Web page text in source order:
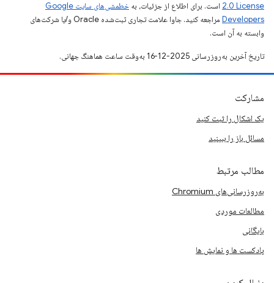
2.0 License است. برای اطلاع از جزئیات، به
خطمشی‌های سایت Google
Developers‏
مراجعه کنید. جاوا علامت تجاری ثبت‌شده Oracle و/یا شرکت‌های
وابسته به آن است.
تاریخ آخرین به‌روزرسانی 2025-12-16 به‌وقت ساعت هماهنگ جهانی.
مشارکت
یک اشکال را ثبت کنید
مسائل باز را ببینید
مطالب مرتبط
به‌روزرسانی‌های Chromium
مطالعات موردی
بایگانی
پادکست ها و نمایش ها